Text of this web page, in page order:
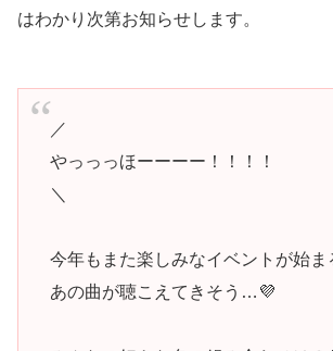
はわかり次第お知らせします。
／
やっっっほーーーー！！！！
＼
今年もまた楽しみなイベントが始ま
あの曲が聴こえてきそう…💜